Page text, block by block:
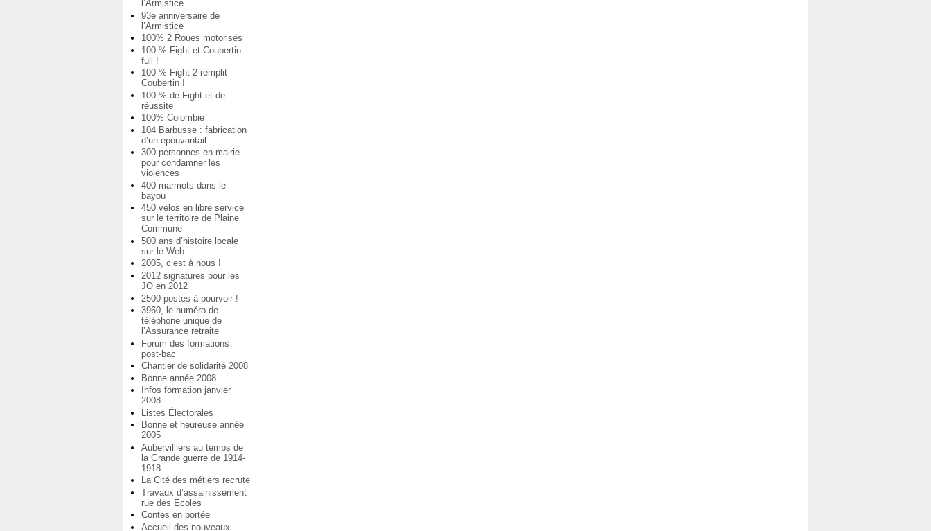
l’Armistice
93e anniversaire de
l’Armistice
100% 2 Roues motorisés
100 % Fight et Coubertin
full !
100 % Fight 2 remplit
Coubertin !
100 % de Fight et de
réussite
100% Colombie
104 Barbusse : fabrication
d’un épouvantail
300 personnes en mairie
pour condamner les
violences
400 marmots dans le
bayou
450 vélos en libre service
sur le territoire de Plaine
Commune
500 ans d’histoire locale
sur le Web
2005, c’est à nous !
2012 signatures pour les
JO en 2012
2500 postes à pourvoir !
3960, le numéro de
téléphone unique de
l’Assurance retraite
Forum des formations
post-bac
Chantier de solidarité 2008
Bonne année 2008
Infos formation janvier
2008
Listes Électorales
Bonne et heureuse année
2005
Aubervilliers au temps de
la Grande guerre de 1914-
1918
La Cité des métiers recrute
Travaux d’assainissement
rue des Ecoles
Contes en portée
Accueil des nouveaux